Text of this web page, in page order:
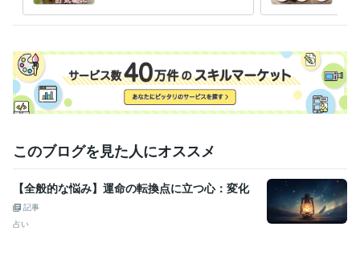
す。
このブログを見た人にオススメ
【全般的な悩み】運命の転換点に立つ心：変化
記事
占い